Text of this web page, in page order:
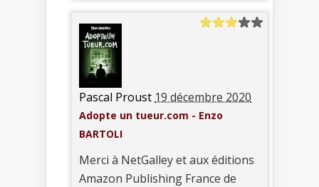
Pascal Proust 19 décembre 2020
Adopte un tueur.com - Enzo
BARTOLI
Merci à NetGalley et aux éditions
Amazon Publishing France de